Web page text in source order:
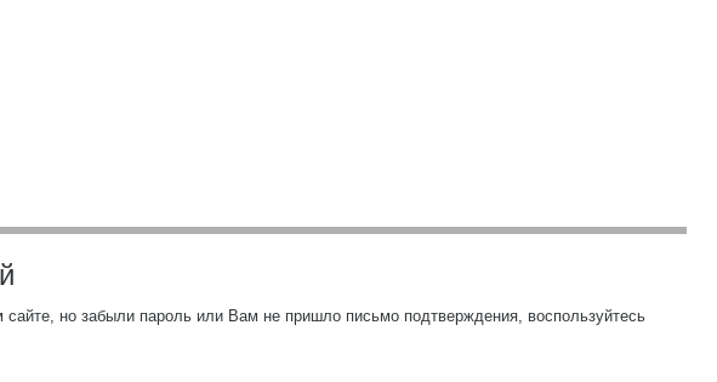
но забыли пароль или Вам не пришло письмо подтверждения, воспользуйтесь